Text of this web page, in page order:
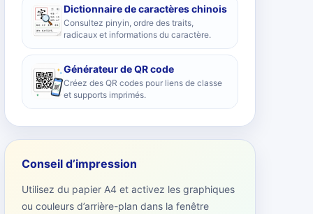
Dictionnaire de caractères chinois
Consultez pinyin, ordre des traits,
radicaux et informations du caractère.
Générateur de QR code
Créez des QR codes pour liens de classe
et supports imprimés.
Conseil d’impression
Utilisez du papier A4 et activez les graphiques
ou couleurs d’arrière-plan dans la fenêtre